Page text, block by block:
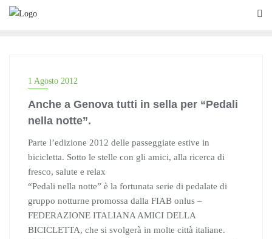
Skip
1 Agosto 2012
Anche a Genova tutti in sella per “Pedali
nella notte”.
Parte l’edizione 2012 delle passeggiate estive in
bicicletta. Sotto le stelle con gli amici, alla ricerca di
fresco, salute e relax
“Pedali nella notte” è la fortunata serie di pedalate di
gruppo notturne promossa dalla FIAB onlus –
FEDERAZIONE ITALIANA AMICI DELLA
BICICLETTA, che si svolgerà in molte città italiane.